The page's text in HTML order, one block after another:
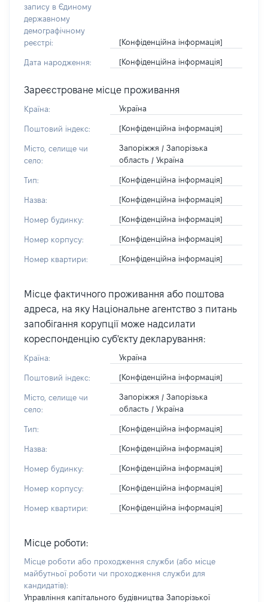
запису в Єдиному
державному
демографічному
реєстрі:
[Конфіденційна інформація]
Дата народження: [Конфіденційна інформація]
Зареєстроване місце проживання
Країна: Україна
Поштовий індекс: [Конфіденційна інформація]
Місто, селище чи
село:
Запоріжжя / Запорізька
область / Україна
Тип: [Конфіденційна інформація]
Назва: [Конфіденційна інформація]
Номер будинку: [Конфіденційна інформація]
Номер корпусу: [Конфіденційна інформація]
Номер квартири: [Конфіденційна інформація]
Місце фактичного проживання або поштова
адреса, на яку Національне агентство з питань
запобігання корупції може надсилати
кореспонденцію суб'єкту декларування:
Країна: Україна
Поштовий індекс: [Конфіденційна інформація]
Місто, селище чи
село:
Запоріжжя / Запорізька
область / Україна
Тип: [Конфіденційна інформація]
Назва: [Конфіденційна інформація]
Номер будинку: [Конфіденційна інформація]
Номер корпусу: [Конфіденційна інформація]
Номер квартири: [Конфіденційна інформація]
Місце роботи:
Місце роботи або проходження служби (або місце
майбутньої роботи чи проходження служби для
кандидатів):
Управління капітального будівництва Запорізької